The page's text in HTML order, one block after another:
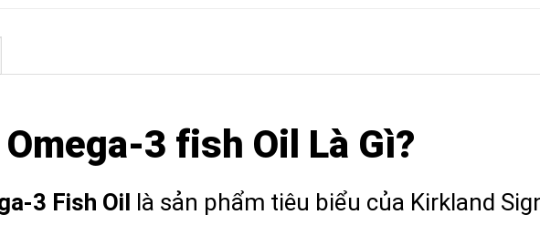
3 fish Oil Là Gì?
3 Fish Oil là sản phẩm tiêu biểu của Kirkland